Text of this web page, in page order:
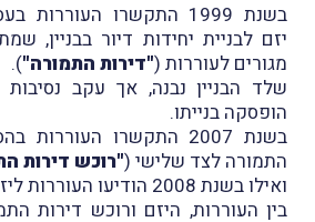
בשנת 1999 התקשרו
מגורים לעוררות ("דירות התמורה").
הופסקה בנייתו.
בשנת 2007 התקשרו
התמורה לצד שלישי ("רוכש דירות
ואילו בשנת 2008 הודיעו העוררות ליזם על ביטול העסקה.
בין העוררות, היזם ורוכש דירות